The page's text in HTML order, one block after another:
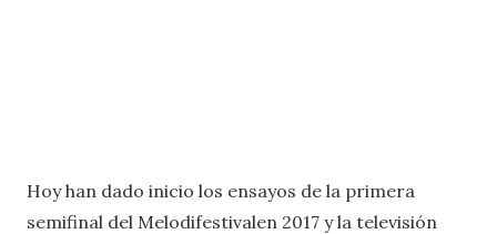
Hoy han dado inicio los ensayos de la primera
semifinal del Melodifestivalen 2017 y la televisión